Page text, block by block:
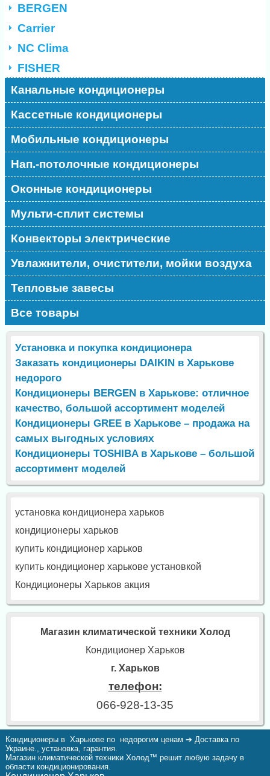
BERGEN
Carrier
NC Clima
FISHER
Канальные кондиционеры
Кассетные кондиционеры
Мобильные кондиционеры
Нап.-потолочные кондиционеры
Оконные кондиционеры
Мульти-сплит системы
Конвекторы электрические
Увлажнители, очистители, мойки воздуха
Тепловые завесы
Все товары
Установка и покупка кондиционера
Заказать кондиционеры DAIKIN в Харькове
недорого
Кондиционеры BERGEN в Харькове: отличное
качество, большой ассортимент моделей
Кондиционеры GREE в Харькове – продажа на
самых выгодных условиях
Кондиционеры TOSHIBA в Харькове – большой
ассортимент моделей
установка кондиционера харьков
кондиционеры харьков
купить кондиционер харьков
купить кондиционер харькове установкой
Кондиционеры Харьков акция
Магазин климатической техники Холод
Кондиционер Харьков
г. Харьков
телефон:
066-928-13-35
Кондиционеры в Харькове по недорогим ценам ➔ Доставка по
Украине., установка, гарантия.
Магазин климатической техники Холод™ решит любую задачу в
области кондиционирования.